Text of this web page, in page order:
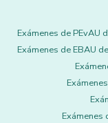
Exámenes de PEvAU
Exámenes de EBAU
Exámenes